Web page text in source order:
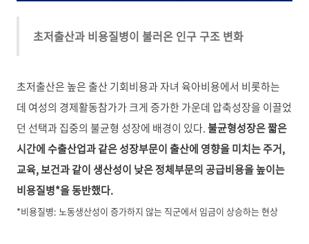
초저출산과 비용질병이 불러온 인구 구조 변화
초저출산은 높은 출산 기회비용과 자녀 육아비용에서 비롯하는
데 여성의 경제활동참가가 크게 증가한 가운데 압축성장을 이끌었
던 선택과 집중의 불균형 성장에 배경이 있다.불균형성장은 짧은
시간에 수출산업과 같은 성장부문이 출산에 영향을 미치는 주거,
교육, 보건과 같이 생산성이 낮은 정체부문의 공급비용을 높이는
비용질병*을 동반했다.
*비용질병: 노동생산성이 증가하지 않는 직군에서 임금이 상승하는 현상